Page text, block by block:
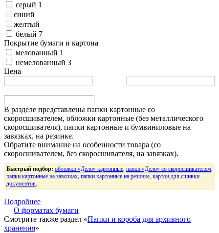
серый 1
синий
желтый
белый 7
Покрытие бумаги и картона
мелованный 1
немелованный 3
Цена
В разделе представлены папки картонные со
скоросшивателем, обложки картонные (без металлического
скоросшивателя), папки картонные и бумвиниловые на
завязках, на резинке.
Обратите внимание на особенности товара (со
скоросшивателем, без скоросшивателя, на завязках).
Быстрый подбор: обложки «Дело» картонные, папки «Дело» со скоросшивателем,
папки картонные на завязках, папки картонные на резинке, картон для сшивки
документов.
Подробнее
О форматах бумаги
Смотрите также раздел «Папки и короба для архивного
хранения»